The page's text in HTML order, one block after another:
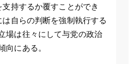
持するか覆すことができ
は自らの判断を強制執行する
場は往々にして与党の政治
向にある。